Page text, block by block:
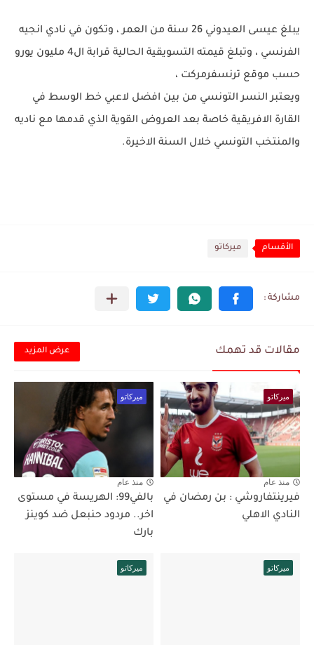
يبلغ عيسى العيدوني 26 سنة من العمر ، وتكون في نادي انجيه
الفرنسي ، وتبلغ قيمته التسويقية الحالية قرابة ال4 مليون يورو
حسب موقع ترنسفرمركت ،
ويعتبر النسر التونسي من بين افضل لاعبي خط الوسط في
القارة الافريقية خاصة بعد العروض القوية الذي قدمها مع ناديه
والمنتخب التونسي خلال السنة الاخيرة.
الأقسام ميركاتو
مقالات قد تهمك عرض المزيد
ميركاتو
منذ عام
فيرينتفاروشي : بن رمضان في
النادي الاهلي
ميركاتو
منذ عام
بالفي99: الهريسة في مستوى
اخر.. مردود حنبعل ضد كوينز
بارك
ميركاتو ميركاتو